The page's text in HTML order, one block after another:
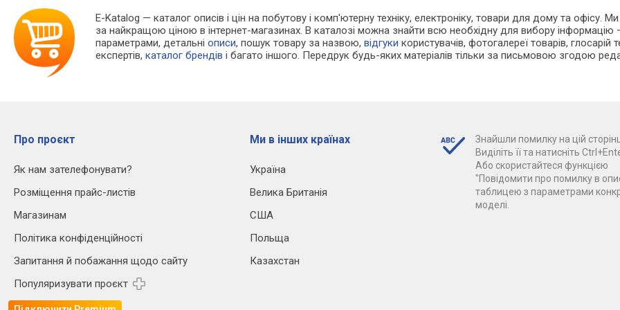
E-Katalog — каталог описів і цін на побутову і комп'ютерну техніку, електроніку, товари для дому та офісу.
за найкращою ціною в інтернет-магазинах. В каталозі можна знайти всю необхідну для вибору
параметрами, детальніописи, пошук товару за назвою,відгуки користувачів, фотогалереї товарів, глосарій
експертів,каталог брендів і багато іншого. Передрук будь-яких матеріалів тільки за письмовою згодою
Про проєкт
Як нам зателефонувати?
Розміщення прайс-листів
Магазинам
Політика конфіденційності
Запитання й побажання щодо сайту
Популяризувати проєкт
Ми в інших країнах
Україна
Велика Британія
США
Польща
Казахстан
Знайшли помилку на цій
Виділіть її та натисніть
Або скористайтеся функцією
"Повідомити про помилку в
таблицею з параметрами
моделі.